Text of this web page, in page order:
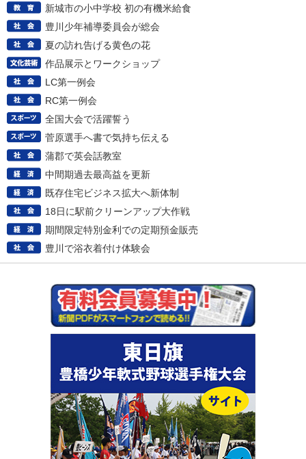
新城市の小中学校 初の有機米給食
豊川少年補導委員会が総会
夏の訪れ告げる黄色の花
作品展示とワークショップ
LC第一例会
RC第一例会
全国大会で活躍誓う
菅原選手へ書で気持ち伝える
蒲郡で英会話教室
中間期過去最高益を更新
既存住宅ビジネス拡大へ新体制
18日に駅前クリーンアップ大作戦
期間限定特別金利での定期預金販売
豊川で浴衣着付け体験会